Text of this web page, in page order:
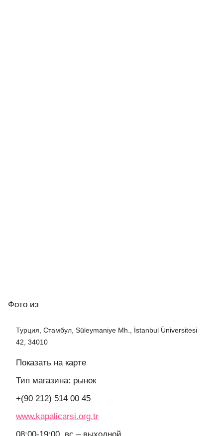
Фото из
Турция, Стамбул, Süleymaniye Mh., İstanbul Üniversitesi
42, 34010
Показать на карте
Тип магазина: рынок
+(90 212) 514 00 45
www.kapalicarsi.org.tr